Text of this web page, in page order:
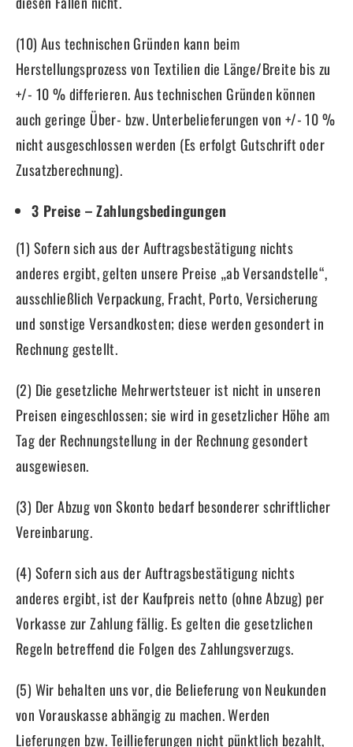
(10) Aus technischen Gründen kann beim
Herstellungsprozess von Textilien die Länge/Breite bis zu
+/- 10 % differieren. Aus technischen Gründen können
auch geringe Über- bzw. Unterbelieferungen von +/- 10 %
nicht ausgeschlossen werden (Es erfolgt Gutschrift oder
Zusatzberechnung).
3 Preise – Zahlungsbedingungen
(1) Sofern sich aus der Auftragsbestätigung nichts
anderes ergibt, gelten unsere Preise „ab Versandstelle“,
ausschließlich Verpackung, Fracht, Porto, Versicherung
und sonstige Versandkosten; diese werden gesondert in
Rechnung gestellt.
(2) Die gesetzliche Mehrwertsteuer ist nicht in unseren
Preisen eingeschlossen; sie wird in gesetzlicher Höhe am
Tag der Rechnungstellung in der Rechnung gesondert
ausgewiesen.
(3) Der Abzug von Skonto bedarf besonderer schriftlicher
Vereinbarung.
(4) Sofern sich aus der Auftragsbestätigung nichts
anderes ergibt, ist der Kaufpreis netto (ohne Abzug) per
Vorkasse zur Zahlung fällig. Es gelten die gesetzlichen
Regeln betreffend die Folgen des Zahlungsverzugs.
(5) Wir behalten uns vor, die Belieferung von Neukunden
von Vorauskasse abhängig zu machen. Werden
Lieferungen bzw. Teillieferungen nicht pünktlich bezahlt,